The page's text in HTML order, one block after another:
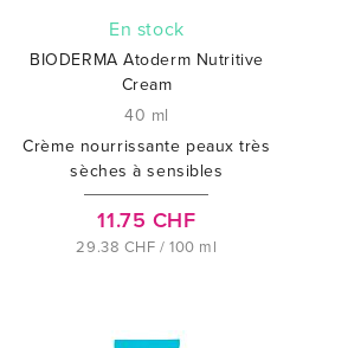
En stock
BIODERMA Atoderm Nutritive
Cream
40 ml
Crème nourrissante peaux très
sèches à sensibles
11.75 CHF
29.38 CHF / 100 ml